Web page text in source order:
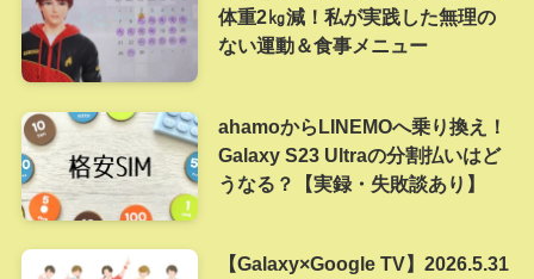
体重2㎏減！私が実践した無理の
ない運動＆食事メニュー
ahamoからLINEMOへ乗り換え！
Galaxy S23 Ultraの分割払いはど
うなる？【実録・失敗談あり】
【Galaxy×Google TV】2026.5.31